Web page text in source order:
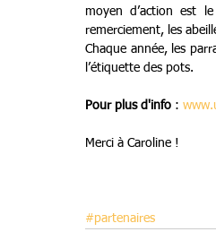
moyen d’action est
remerciement, les
Chaque année, les
l’étiquette des pots.
Pour plus d'info :
Merci à Caroline !
#partenaires